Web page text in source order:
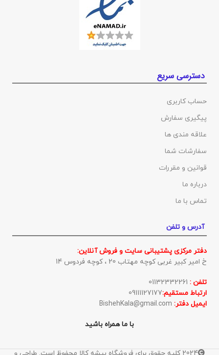
دسترسی سریع
حساب کاربری
پیگیری سفارش
علاقه مندی ها
سفارشات شما
قوانین و مقررات
درباره ما
تماس با ما
آدرس و تلفن
دفتر مرکزی پشتیبانی سایت و فروش آنلاین:
خ امیر کبیر غربی کوچه مهتاب 20 ، کوچه فردوس 14
تلفن :
ارتباط مستقیم:09111127177
ایمیل دفتر:
با ما همراه باشید